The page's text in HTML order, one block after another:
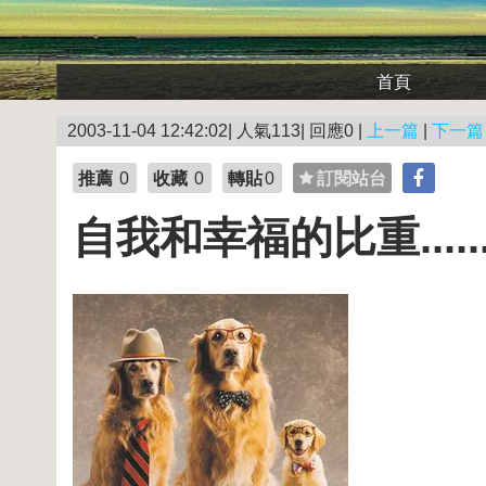
首頁
2003-11-04 12:42:02| 人氣113| 回應0 | 上一篇 下一篇
推薦 0 收藏 0 轉貼0 訂閱站台
自我和幸福的比重